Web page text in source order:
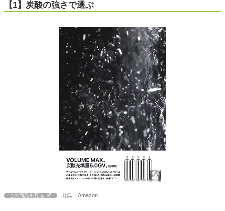
【1】炭酸の強さで選ぶ
この商品を見る 出典：Amazon